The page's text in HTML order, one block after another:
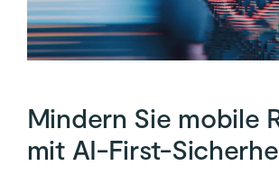
Mindern Sie mobile
mit AI-First-